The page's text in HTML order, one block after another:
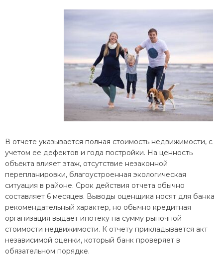
В отчете указывается полная стоимость недвижимости, с
учетом ее дефектов и года постройки. На ценность
объекта влияет этаж, отсутствие незаконной
перепланировки, благоустроенная экологическая
ситуация в районе. Срок действия отчета обычно
составляет 6 месяцев. Выводы оценщика носят для банка
рекомендательный характер, но обычно кредитная
организация выдает ипотеку на сумму рыночной
стоимости недвижимости. К отчету прикладывается акт
независимой оценки, который банк проверяет в
обязательном порядке.